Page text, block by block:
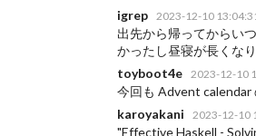
igrep 2023-12-10
出先から帰ってからい
かったし昼寝が長くな
toyboot4e
2023-12-10
今回も Advent calendar
karoyakani
2023-12-10
"Effective Haskell -